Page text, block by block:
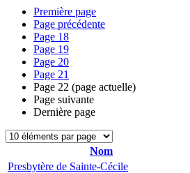
Première page
Page précédente
Page 18
Page 19
Page 20
Page 21
Page 22 (page actuelle)
Page suivante
Dernière page
Nom
Presbytère de Sainte-Cécile